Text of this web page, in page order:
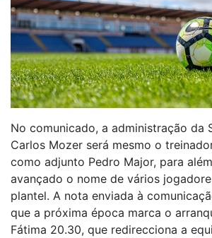
No comunicado, a administração da
Carlos Mozer será mesmo o
como adjunto Pedro Major, para
avançado o nome de vários
plantel. A nota enviada à
que a próxima época marca o
Fátima 20.30, que redirecciona a